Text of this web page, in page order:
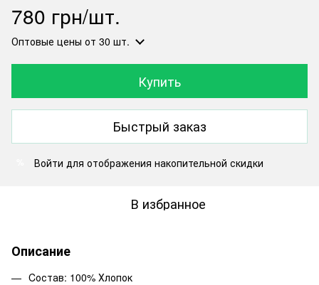
780 грн/шт.
Оптовые цены от 30 шт.
Купить
Быстрый заказ
Войти для отображения накопительной скидки
В избранное
Описание
Cостав: 100% Хлопок